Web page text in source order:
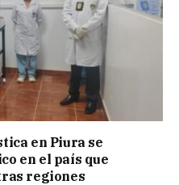
en Piura se
en el país que
regiones